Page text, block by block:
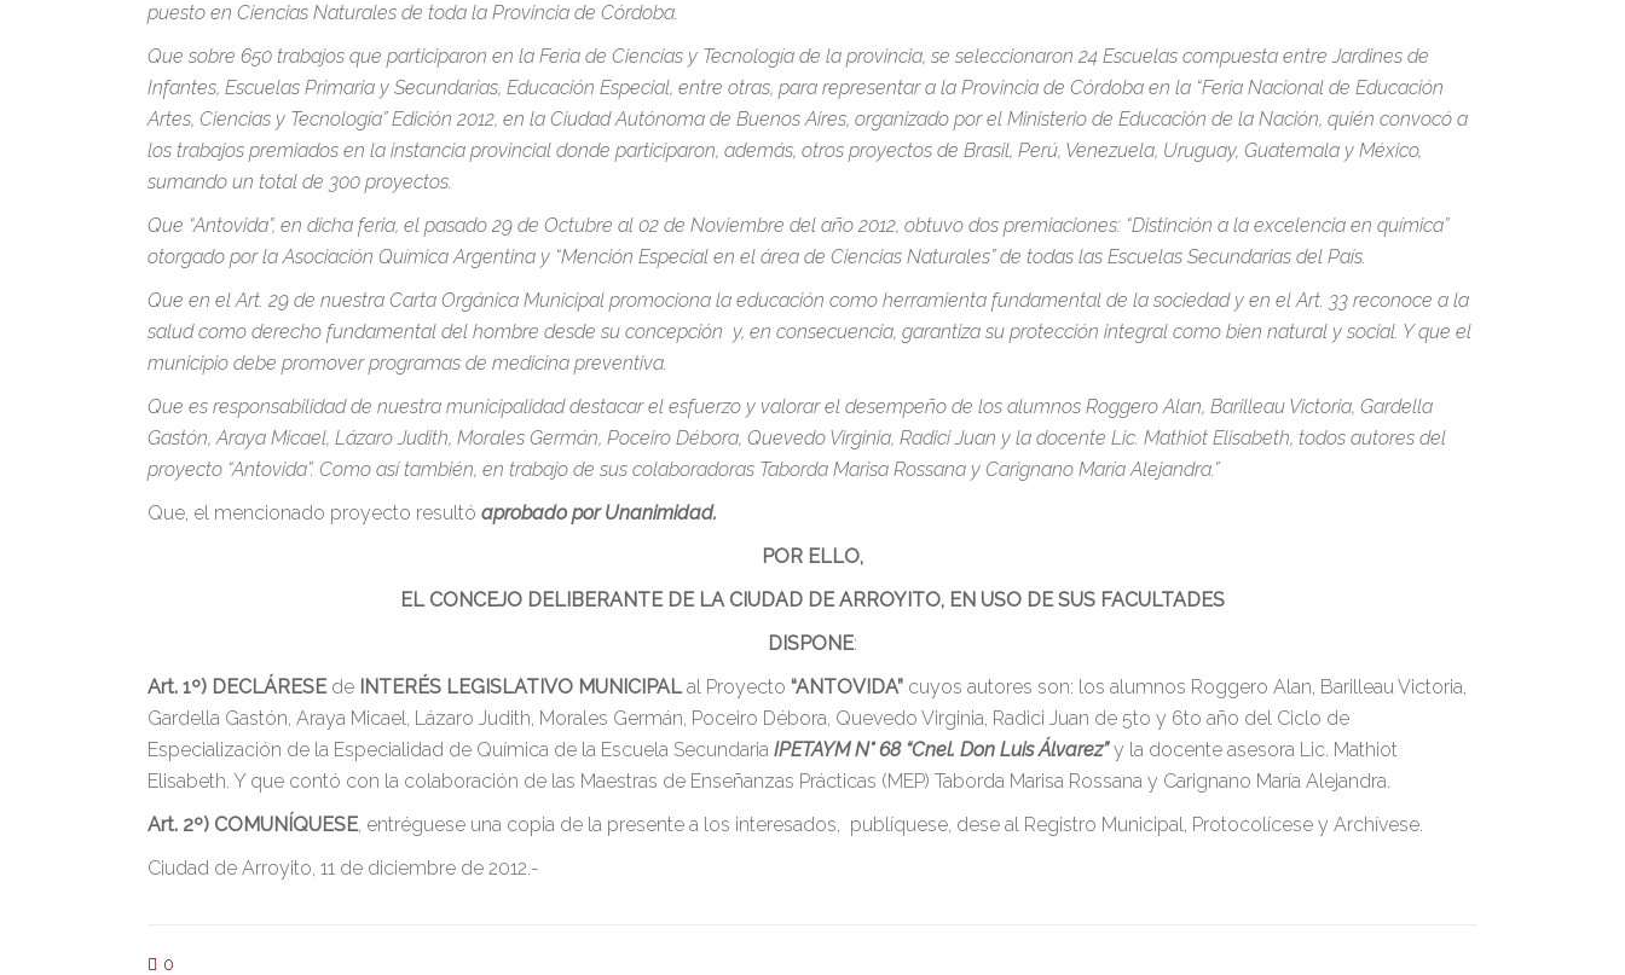
puesto en Ciencias Naturales de toda la Provincia de Córdoba.
Que sobre 650 trabajos que participaron en la Feria de Ciencias y Tecnología de la provincia, se seleccionaron 24 Escuelas compuesta entre Jardines de
Infantes, Escuelas Primaria y Secundarias, Educación Especial, entre otras, para representar a la Provincia de Córdoba en la “Feria Nacional de Educación
Artes, Ciencias y Tecnología” Edición 2012, en la Ciudad Autónoma de Buenos Aires, organizado por el Ministerio de Educación de la Nación, quién convocó a
los trabajos premiados en la instancia provincial donde participaron, además, otros proyectos de Brasil, Perú, Venezuela, Uruguay, Guatemala y México,
sumando un total de 300 proyectos.
Que “Antovida”, en dicha feria, el pasado 29 de Octubre al 02 de Noviembre del año 2012, obtuvo dos premiaciones: “Distinción a la excelencia en química”
otorgado por la Asociación Química Argentina y “Mención Especial en el área de Ciencias Naturales” de todas las Escuelas Secundarias del País.
Que en el Art. 29 de nuestra Carta Orgánica Municipal promociona la educación como herramienta fundamental de la sociedad y en el Art. 33 reconoce a la
salud como derecho fundamental del hombre desde su concepción y, en consecuencia, garantiza su protección integral como bien natural y social. Y que el
municipio debe promover programas de medicina preventiva.
Que es responsabilidad de nuestra municipalidad destacar el esfuerzo y valorar el desempeño de los alumnos Roggero Alan, Barilleau Victoria, Gardella
Gastón, Araya Micael, Lázaro Judith, Morales Germán, Poceiro Débora, Quevedo Virginia, Radici Juan y la docente Lic. Mathiot Elisabeth, todos autores del
proyecto “Antovida”. Como así también, en trabajo de sus colaboradoras Taborda Marisa Rossana y Carignano María Alejandra.”
Que, el mencionado proyecto resultó aprobado por Unanimidad.
POR ELLO,
EL CONCEJO DELIBERANTE DE LA CIUDAD DE ARROYITO, EN USO DE SUS FACULTADES
DISPONE:
Art. 1º) DECLÁRESE de INTERÉS LEGISLATIVO MUNICIPALal Proyecto “ANTOVIDA” cuyos autores son: los alumnos Roggero Alan, Barilleau Victoria,
Gardella Gastón, Araya Micael, Lázaro Judith, Morales Germán, Poceiro Débora, Quevedo Virginia, Radici Juan de 5to y 6to año del Ciclo de
Especialización de la Especialidad de Química de la Escuela Secundaria IPETAYM N° 68 “Cnel. Don Luis Álvarez”y la docente asesora Lic. Mathiot
Elisabeth. Y que contó con la colaboración de las Maestras de Enseñanzas Prácticas (MEP) Taborda Marisa Rossana y Carignano María Alejandra.
Art. 2º) COMUNÍQUESE, entréguese una copia de la presente a los interesados, publíquese, dese al Registro Municipal, Protocolícese y Archívese.
Ciudad de Arroyito, 11 de diciembre de 2012.-
0